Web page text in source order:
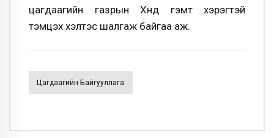
цагдаагийн газрын Хүнд гэмт хэрэгтэй
тэмцэх хэлтэс шалгаж байгаа аж.
Цагдаагийн Байгууллага